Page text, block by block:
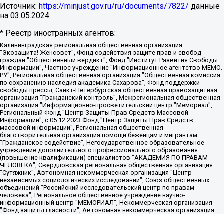
Источник: https://minjust.gov.ru/ru/documents/7822/ данные
на 03.05.2024
* Реестр иностранных агентов:
Калининградская региональная общественная организация "Экозащита!-Женсовет", Фонд содействия защите прав и свобод граждан "Общественный вердикт", Фонд "Институт Развития Свободы Информации", Частное учреждение "Информационное агентство МЕМО. РУ", Региональная общественная организация "Общественная комиссия по сохранению наследия академика Сахарова", Фонд поддержки свободы прессы, Санкт-Петербургская общественная правозащитная организация "Гражданский контроль", Межрегиональная общественная организация "Информационно-просветительский центр "Мемориал", Региональный Фонд "Центр Защиты Прав Средств Массовой Информации", с 05.12.2023 Фонд "Центр Защиты Прав Средств массовой информации", Региональная общественная благотворительная организация помощи беженцам и мигрантам "Гражданское содействие", Негосударственное образовательное учреждение дополнительного профессионального образования (повышение квалификации) специалистов "АКАДЕМИЯ ПО ПРАВАМ ЧЕЛОВЕКА", Свердловская региональная общественная организация "Сутяжник", Автономная некоммерческая организация "Центр независимых социологических исследований", Союз общественных объединений "Российский исследовательский центр по правам человека", Региональное общественное учреждение научно-информационный центр "МЕМОРИАЛ", Некоммерческая организация "Фонд защиты гласности", Автономная некоммерческая организация "Институт прав человека", Городская общественная организация "Екатеринбургское общество "МЕМОРИАЛ", Городская общественная организация "Рязанское историко-просветительское и правозащитное общество "Мемориал" (Рязанский Мемориал), Челябинский региональный орган общественной самодеятельности – женское общественное объединение "Женщины Евразии", Челябинский региональный орган общественной самодеятельности "Уральская правозащитная группа", Фонд содействия защите здоровья и социальной справедливости имени Андрея Рылькова, Автономная Некоммерческая Организация "Аналитический Центр Юрия Левады", Автономная некоммерческая организация социальной поддержки населения "Проект Апрель", Региональная общественная организация помощи женщинам и детям, находящимся в кризисной ситуации "Информационно-методический центр "Анна", Фонд содействия развитию массовых коммуникаций и правовому просвещению "Так-так-Так", Фонд содействия устойчивому развитию "Серебряная тайга", Свердловский региональный общественный фонд социальных проектов "Новое время", "Idel.Реалии", Кавказ.Реалии, Крым.Реалии, Телеканал Настоящее Время, Татаро-башкирская служба Радио Свобода (Azatliq Radiosi), Радио Свободная Европа/Радио Свобода (PCE/PC), "Сибирь.Реалии", "Фактограф", Благотворительный фонд помощи осужденным и их семьям, Автономная некоммерческая организация "Институт глобализации и социальных движений", Фонд "В защиту прав заключенных", Частное учреждение "Центр поддержки и содействия развитию средств массовой информации", Пензенский региональный общественный благотворительный фонд "Гражданский союз", "Север.Реалии", Некоммерческая организация Фонд "Правовая инициатива", Общество с ограниченной ответственностью "Радио Свободная Европа/Радио Свобода", Чешское информационное агентство "MEDIUM-ORIENT", Красноярская региональная общественная организация "Мы против СПИДа", Камалягин Денис Николаевич, Маркелов Сергей Евгеньевич, Пономарев Лев Александрович, Савицкая Людмила Алексеевна, Автономная некоммерческая организация "Центр по работе с проблемой насилия "НАСИЛИЮ.НЕТ", Межрегиональный профессиональный союз работников здравоохранения "Альянс врачей", Юридическое лицо, зарегистрированное в Латвийской Республике, SIA "Medusa Project" (регистрационный номер 40103797863, дата регистрации 10.06.2014), Некоммерческая организация "Фонд по борьбе с коррупцией", Автономная некоммерческая организация "Институт права и публичной политики", Баданин Роман Сергеевич, Гликин Максим Александрович, Железнова Мария Михайловна, Лукьянова Юлия Сергеевна, Маетная Елизавета Витальевна, Маняхин Петр Борисович, Чуракова Ольга Владимировна, Ярош Юлия Петровна, Юридическое лицо "The Insider SIA", зарегистрированное в Риге, Латвийская Республика (дата регистрации 26.06.2015), являющееся администратором доменного имени интернет-издания "The Insider SIA", https://theins.ru, Постернак Алексей Евгеньевич, Рубин Михаил Аркадьевич, Анин Роман Александрович, Юридическое лицо Istories fonds, зарегистрированное в Латвийской Республике (регистрационный номер 50008295751, дата регистрации 24.02.2020), Великовский Дмитрий Александрович, Долинина Ирина Николаевна, Мароховская Алеся Алексеевна, Шлейнов Роман Юрьевич, Шмагун Олеся Валентиновна, Общество с ограниченной ответственностью "Альтаир 2021", Общество с ограниченной ответственностью "Вега 2021", Общество с ограниченной ответственностью "Главный редактор 2021", Общество с ограниченной ответственностью "Ромашки монолит", Важенков Артем Валерьевич, Ивановская областная общественная организация "Центр гендерных исследований", Гурман Юрий Альбертович, Медиапроект "ОВД-Инфо", Егоров Владимир Владимирович, Жилинский Владимир Александрович, Общество с ограниченной ответственностью "ЗП", Иванова София Юрьевна, Карезина Инна Павловна, Кильтау Екатерина Викторовна, Петров Алексей Викторович, Пискунов Сергей Евгеньевич, Смирнов Сергей Сергеевич, Тихонов Михаил Сергеевич, Общество с ограниченной ответственностью "ЖУРНАЛИСТ-ИНОСТРАННЫЙ АГЕНТ", Арапова Галина Юрьевна, Вольтская Татьяна Анатольевна, Американская компания "Mason G.E.S. Anonymous Foundation" (США), являющаяся владельцем интернет-издания https://mnews.world/, Компания "Stichting Bellingcat", зарегистрированная в Нидерландах (дата регистрации 11.07.2018), Захаров Андрей Вячеславович, Клепиковская Екатерина Дмитриевна, Общество с ограниченной ответственностью "МЕМО", Перл Роман Александрович, Симонов Евгений Алексеевич, Соловьева Елена Анатольевна, Сотников Даниил Владимирович, Сурначева Елизавета Дмитриевна, Автономная некоммерческая организация по защите прав человека и информированию населения "Якутия – Наше Мнение", Общество с ограниченной ответственностью "Москоу диджитал медиа", с 26.01.2023 Общество с ограниченной ответственностью "Чайка Белые сады", Ветошкина Валерия Валерьевна, Заговора Максим Александрович, Межрегиональное общественное движение "Российская ЛГБТ - сеть", Оленичев Максим Владимирович, Павлов Иван Юрьевич, Скворцова Елена Сергеевна, Общество с ограниченной ответственностью "Как бы инагент", Кочетков Игорь Викторович, Общество с ограниченной ответственностью "Честные выборы", Еланчик Олег Александрович, Общество с ограниченной ответственностью "Нобелевский призыв", Гималова Регина Эмилевна, Григорьев Андрей Валерьевич, Григорьева Алина Александровна, Ассоциация по содействию защите прав призывников, альтернативнослужащих и военнослужащих "Правозащитная группа "Гражданин.Армия.Право", Хисамова Регина Фаритовна, Автономная некоммерческая организация по реализации социально-правовых программ "Лилит", Дальневосточное общественное движение "Маяк", Санкт-Петербургская ЛГБТ-инициативная группа "Выход", Инициативная группа ЛГБТ+ "Реверс", Алексеев Андрей Викторович, Бекбулатова Таисия Львовна, Беляев Иван Михайлович, Владыкина Елена Сергеевна, Гельман Марат Александрович, Никульшина Вероника Юрьевна, Толоконникова Надежда Андреевна, Шендерович Виктор Анатольевич, Общество с ограниченной ответственностью "Данное сообщение", Общество с ограниченной ответственностью Издательский дом "Новая глава", Айнбиндер Александра Александровна, Московский комьюнити-центр для ЛГБТ+инициатив, Благотворительный фонд развития филантропии, Deutsche Welle (Германия, Kurt-Schumacher-Strasse 3, 53113 Bonn), Борзунова Мария Михайловна, Воробьев Виктор Викторович, Голубева Анна Львовна, Константинова Алла Михайловна, Малкова Ирина Владимировна, Мурадов Мурад Абдулгалимович, Осетинская Елизавета Николаевна, Понасенков Евгений Николаевич, Ганапольский Матвей Юрьевич, Киселев Евгений Алексеевич, Борухович Ирина Григорьевна, Дремин Иван Тимофеевич, Дубровский Дмитрий Викторович, Красноярская региональная общественная организация поддержки и развития альтернативных образовательных технологий и межкультурных коммуникаций "ИНТЕРРА", Маяковская Екатерина Алексеевна, Фейгин Марк Захарович, Филимонов Андрей Викторович, Дзугкоева Регина Николаевна, Доброхотов Роман Александрович, Дудь Юрий Александрович, Елкин Сергей Владимирович, Кругликов Кирилл Игоревич, Сабунаева Мария Леонидовна, Семенов Алексей Владимирович, Шаинян Карен Багратович, Шульман Екатерина Михайловна, Асафьев Артур Валерьевич, Вахштайн Виктор Семенович, Венедиктов Алексей Алексеевич, Лушникова Екатерина Евгеньевна, Волков Леонид Михайлович, Невзоров Александр Глебович, Пархоменко Сергей Борисович, Сироткин Ярослав Николаевич, Кара-Мурза Владимир Владимирович, Баранова Наталья Владимировна, Гозман Леонид Яковлевич, Кагарлицкий Борис Юльевич, Климарев Михаил Валерьевич, Милов Владимир Станиславович, Автономная некоммерческая организация Краснодарский центр современного искусства "Типография", Моргенштерн Алишер Тагирович, Соболь Любовь Эдуардовна, Общество с ограниченной ответственностью "ЛИЗА НОРМ", Каспаров Гарри Кимович, Ходорковский Михаил Борисович, Общество с ограниченной ответственностью "Апрельские тезисы", Данилович Ирина Брониславовна, Кашин Олег Владимирович, Петров Николай Владимирович, Пивоваров Алексей Владимирович, Соколов Михаил Владимирович, Цветкова Юлия Владимировна, Чичваркин Евгений Александрович, Комитет против пыток/Команда против пыток, Общество с ограниченной ответственностью "Первый научный", Общество с ограниченной ответственностью "Вертолет и ко", Белоцерковская Вероника Борисовна, Кац Максим Евгеньевич, Лазарева Татьяна Юрьевна, Шаведдинов Руслан Табризович, Яшин Илья Валерьевич, Общество с ограниченной ответственностью "Иноагент ААВ", Алешковский Дмитрий Петрович, Альбац Евгения Марковна, Быков Дмитрий Львович, Галямина Юлия Евгеньевна, Лойко Сергей Леонидович, Мартынов Кирилл Константинович, Медведев Сергей Александрович, Крашенинников Федор Геннадиевич, Гордеева Катерина Вл